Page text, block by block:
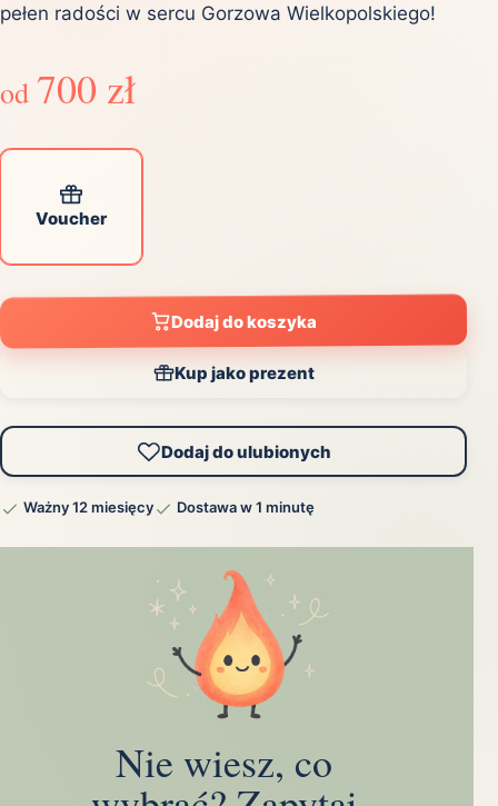
pełen radości w sercu Gorzowa Wielkopolskiego!
od 700 zł
Voucher
Dodaj do koszyka
Kup jako prezent
Dodaj do ulubionych
Ważny 12 miesięcy Dostawa w 1 minutę
Nie wiesz, co